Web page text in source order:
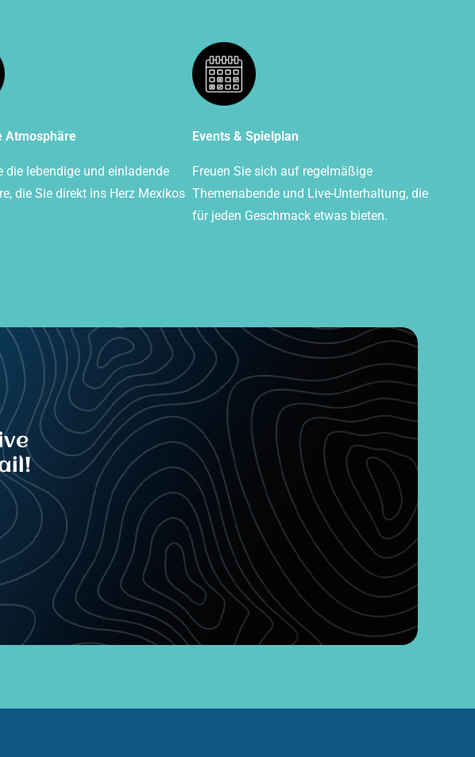
Atmosphäre
die lebendige und einladende
die Sie direkt ins Herz Mexikos
Events & Spielplan
Freuen Sie sich auf regelmäßige
Themenabende und Live-Unterhaltung, die
für jeden Geschmack etwas bieten.